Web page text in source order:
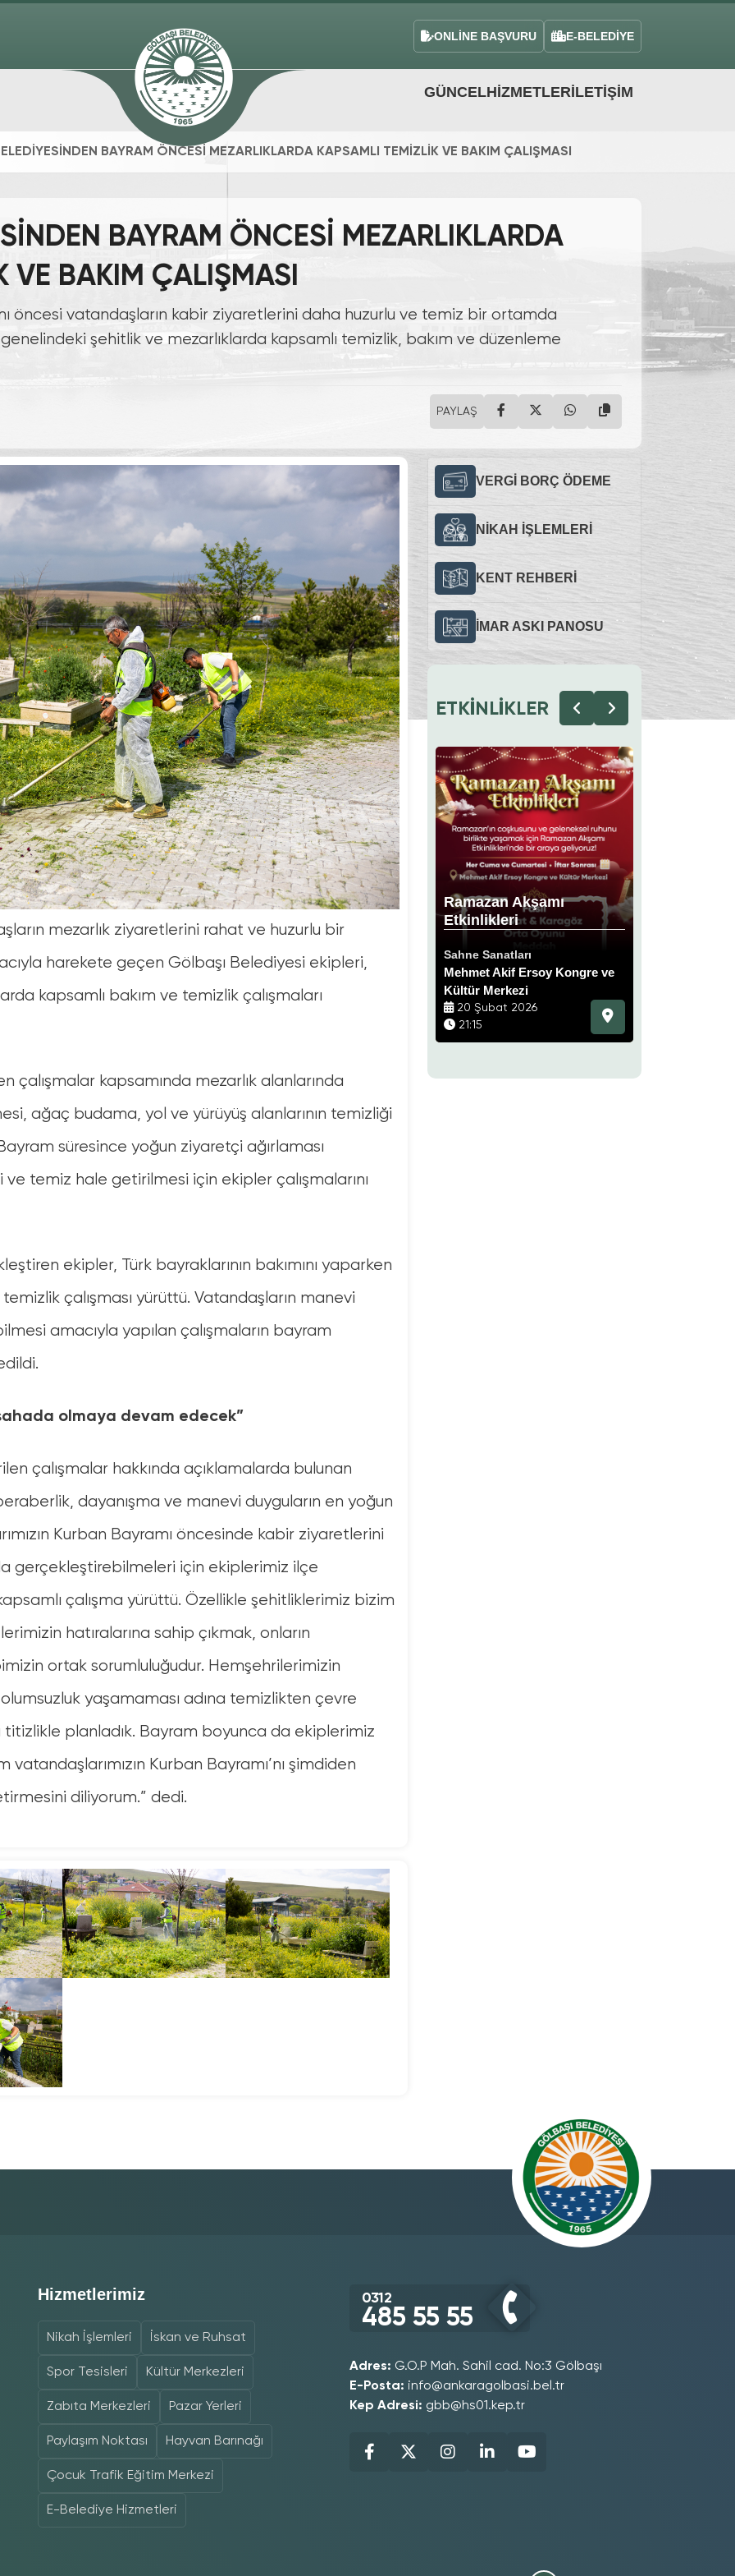
ONLİNE BAŞVURU E-BELEDİYE
GÜNCELHIZMETLERİLETIŞIM
BAYRAM ÖNCESİ MEZARLIKLARDA KAPSAMLI TEMİZLİK VE BAKIM ÇALIŞMASI
BAYRAM ÖNCESİ MEZARLIKLARDA
VE BAKIM ÇALIŞMASI
öncesi vatandaşların kabir ziyaretlerini daha huzurlu ve temiz bir ortamda
şehitlik ve mezarlıklarda kapsamlı temizlik, bakım ve düzenleme
PAYLAŞ
mezarlık ziyaretlerini rahat ve huzurlu bir
harekete geçen Gölbaşı Belediyesi ekipleri,
kapsamlı bakım ve temizlik çalışmaları
çalışmalar kapsamında mezarlık alanlarında
ağaç budama, yol ve yürüyüş alanlarının temizliği
süresince yoğun ziyaretçi ağırlaması
ve temiz hale getirilmesi için ekipler çalışmalarını
ekipler, Türk bayraklarının bakımını yaparken
çalışması yürüttü. Vatandaşların manevi
amacıyla yapılan çalışmaların bayram
olmaya devam edecek”
çalışmalar hakkında açıklamalarda bulunan
dayanışma ve manevi duyguların en yoğun
Kurban Bayramı öncesinde kabir ziyaretlerini
gerçekleştirebilmeleri için ekiplerimiz ilçe
çalışma yürüttü. Özellikle şehitliklerimiz bizim
hatıralarına sahip çıkmak, onların
ortak sorumluluğudur. Hemşehrilerimizin
yaşamaması adına temizlikten çevre
planladık. Bayram boyunca da ekiplerimiz
Kurban Bayramı’nı şimdiden
diliyorum.” dedi.
VERGİ BORÇ ÖDEME
NİKAH İŞLEMLERİ
KENT REHBERİ
İMAR ASKI PANOSU
ETKİNLİKLER
Mucizeler Sirki
Çocuklar İçin
Atatürk Sahil Parkı
Musa Göçmen Orkestrası
Konseri
Konser
Atatürk Sahil Parkı
Ramazan Akşamı
Etkinlikleri
Sahne Sanatları
Mehmet Akif Ersoy Kongre ve
Kültür Merkezi
20 Şubat 2026
21:15
Hizmetlerimiz
Nikah İşlemleri İskan ve Ruhsat
Spor Tesisleri Kültür Merkezleri
Zabıta Merkezleri Pazar Yerleri
Paylaşım Noktası Hayvan Barınağı
Çocuk Trafik Eğitim Merkezi
E-Belediye Hizmetleri
0312
485 55 55
Adres: G.O.P Mah. Sahil cad. No:3 Gölbaşı
E-Posta: info@ankaragolbasi.bel.tr
Kep Adresi: gbb@hs01.kep.tr